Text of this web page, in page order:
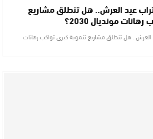
عيد العرش.. هل تنطلق مشاريع
مونديال 2030؟
هل تنطلق مشاريع تنموية كبرى تواكب رهانات